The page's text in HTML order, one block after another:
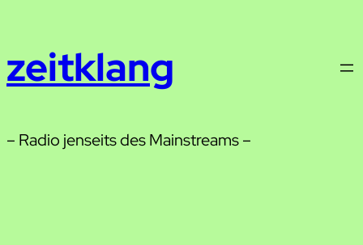
springen
zeitklang
– Radio jenseits des Mainstreams –